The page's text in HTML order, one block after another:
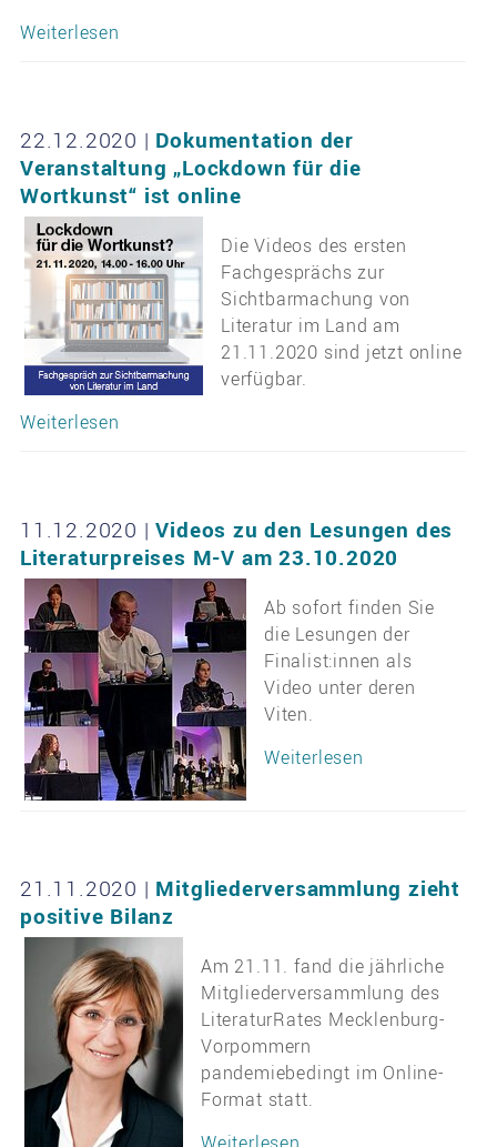
Weiterlesen
22.12.2020 | Dokumentation der
Veranstaltung „Lockdown für die
Wortkunst“ ist online
Die Videos des ersten
Fachgesprächs zur
Sichtbarmachung von
Literatur im Land am
21.11.2020 sind jetzt online
verfügbar.
Weiterlesen
11.12.2020 |Videos zu den Lesungen des
Literaturpreises M-V am 23.10.2020
Ab sofort finden Sie
die Lesungen der
Finalist:innen als
Video unter deren
Viten.
Weiterlesen
21.11.2020 | Mitgliederversammlung zieht
positive Bilanz
Am 21.11. fand die jährliche
Mitgliederversammlung des
LiteraturRates Mecklenburg-
Vorpommern
pandemiebedingt im Online-
Format statt.